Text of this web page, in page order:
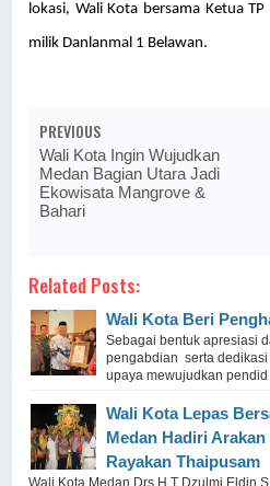
lokasi, Wali Kota bersama Ketua
milik Danlanmal 1 Belawan.
PREVIOUS
Wali Kota Ingin Wujudkan
Medan Bagian Utara Jadi
Ekowisata Mangrove &
Bahari
Related Posts:
Wali Kota Beri
Sebagai bentuk apresiasi
pengabdian serta
upaya mewujudkan pendid
Wali Kota Lepas
Medan Hadiri
Rayakan Thaipusam
Wali Kota Medan Drs H T Dzulmi Eldin